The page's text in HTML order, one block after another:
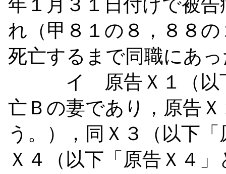
年１月３１日付けで被
れ（甲８１の８，８８
死亡するまで同職にあ
イ 原告Ｘ１（以下
亡Ｂの妻であり，原告
う。），同Ｘ３（以下
Ｘ４（以下「原告Ｘ４